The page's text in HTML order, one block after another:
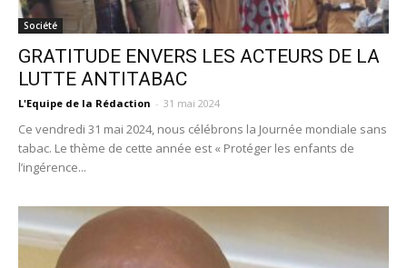
Société
GRATITUDE ENVERS LES ACTEURS DE LA
LUTTE ANTITABAC
L'Equipe de la Rédaction - 31 mai 2024
Ce vendredi 31 mai 2024, nous célébrons la Journée mondiale sans
tabac. Le thème de cette année est « Protéger les enfants de
l’ingérence...